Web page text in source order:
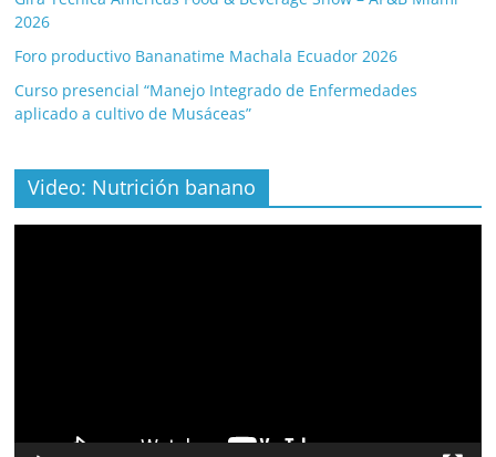
2026
Foro productivo Bananatime Machala Ecuador 2026
Curso presencial “Manejo Integrado de Enfermedades
aplicado a cultivo de Musáceas”
Video: Nutrición banano